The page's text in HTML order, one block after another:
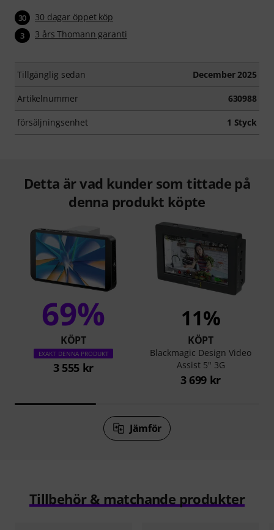
30 30 dagar öppet köp
3 3 års Thomann garanti
Tillgänglig sedan December 2025
Artikelnummer 630988
försäljningsenhet 1 Styck
Detta är vad kunder som tittade på
denna produkt köpte
69%
KÖPT
EXAKT DENNA PRODUKT
3 555 kr
11%
KÖPT
Blackmagic Design Video
Assist 5" 3G
3 699 kr
Jämför
Tillbehör & matchande produkter